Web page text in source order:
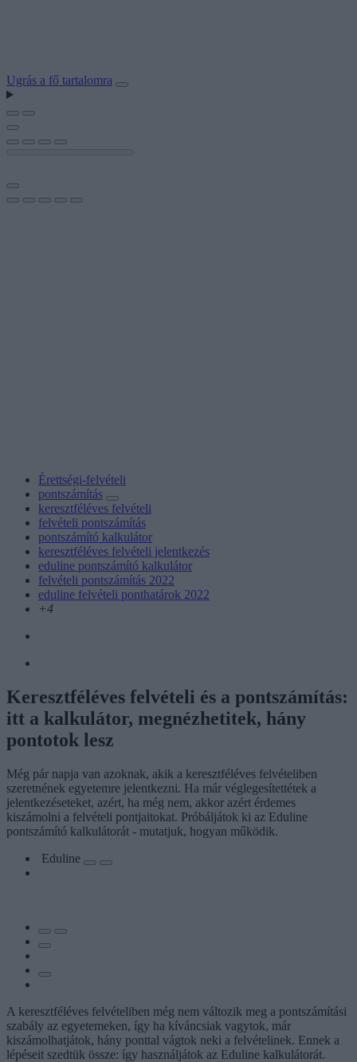
Ugrás a fő tartalomra
Érettségi-felvételi
pontszámítás
keresztféléves felvételi
felvételi pontszámítás
pontszámító kalkulátor
keresztféléves felvételi jelentkezés
eduline pontszámító kalkulátor
felvételi pontszámítás 2022
eduline felvételi ponthatárok 2022
+4
Keresztféléves felvételi és a pontszámítás:
itt a kalkulátor, megnézhetitek, hány
pontotok lesz
Még pár napja van azoknak, akik a keresztféléves felvételiben
szeretnének egyetemre jelentkezni. Ha már véglegesítettétek a
jelentkezéseteket, azért, ha még nem, akkor azért érdemes
kiszámolni a felvételi pontjaitokat. Próbáljátok ki az Eduline
pontszámító kalkulátorát - mutatjuk, hogyan működik.
Eduline
A keresztféléves felvételiben még nem változik meg a pontszámítási
szabály az egyetemeken, így ha kíváncsiak vagytok, már
kiszámolhatjátok, hány ponttal vágtok neki a felvételinek. Ennek a
lépéseit szedtük össze: így használjátok az Eduline kalkulátorát.